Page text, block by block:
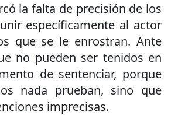
la falta de precisión de los
específicamente al actor
que se le enrostran. Ante
no pueden ser tenidos en
de sentenciar, porque
nada prueban, sino que
imprecisas.